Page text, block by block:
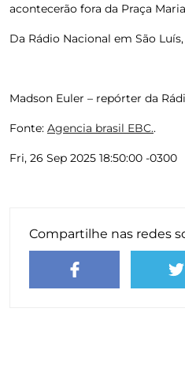
acontecerão fora da Praça
Da Rádio Nacional em São
Madson Euler – repórter da
Fonte: Agencia brasil EBC..
Fri, 26 Sep 2025 18:50:00 -0300
Compartilhe nas redes